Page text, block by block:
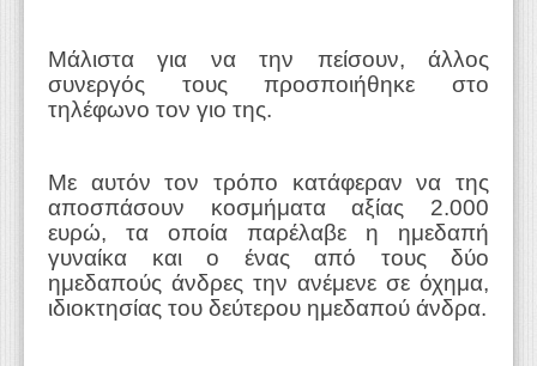
Μάλιστα για να την πείσουν, άλλος
συνεργός τους προσποιήθηκε στο
τηλέφωνο τον γιο της.
Με αυτόν τον τρόπο κατάφεραν να της
αποσπάσουν κοσμήματα αξίας 2.000
ευρώ, τα οποία παρέλαβε η ημεδαπή
γυναίκα και ο ένας από τους δύο
ημεδαπούς άνδρες την ανέμενε σε όχημα,
ιδιοκτησίας του δεύτερου ημεδαπού άνδρα.